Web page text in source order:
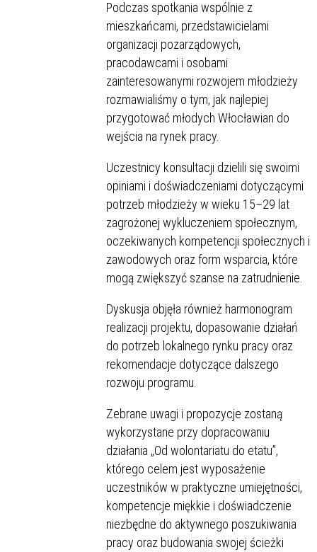
Podczas spotkania wspólnie z
mieszkańcami, przedstawicielami
organizacji pozarządowych,
pracodawcami i osobami
zainteresowanymi rozwojem młodzieży
rozmawialiśmy o tym, jak najlepiej
przygotować młodych Włocławian do
wejścia na rynek pracy.
Uczestnicy konsultacji dzielili się swoimi
opiniami i doświadczeniami dotyczącymi
potrzeb młodzieży w wieku 15–29 lat
zagrożonej wykluczeniem społecznym,
oczekiwanych kompetencji społecznych i
zawodowych oraz form wsparcia, które
mogą zwiększyć szanse na zatrudnienie.
Dyskusja objęła również harmonogram
realizacji projektu, dopasowanie działań
do potrzeb lokalnego rynku pracy oraz
rekomendacje dotyczące dalszego
rozwoju programu.
Zebrane uwagi i propozycje zostaną
wykorzystane przy dopracowaniu
działania „Od wolontariatu do etatu”,
którego celem jest wyposażenie
uczestników w praktyczne umiejętności,
kompetencje miękkie i doświadczenie
niezbędne do aktywnego poszukiwania
pracy oraz budowania swojej ścieżki